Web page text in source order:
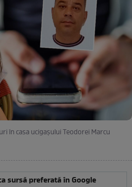
în casa ucigașului Teodorei Marcu
sursă preferată în Google